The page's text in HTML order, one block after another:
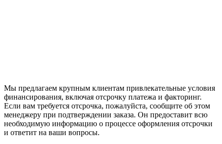
Мы предлагаем крупным клиентам привлекательные условия
финансирования, включая отсрочку платежа и факторинг.
Если вам требуется отсрочка, пожалуйста, сообщите об этом
менеджеру при подтверждении заказа. Он предоставит всю
необходимую информацию о процессе оформления отсрочки
и ответит на ваши вопросы.